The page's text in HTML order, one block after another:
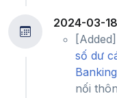
2024-03-18
số dư
Banking
nối